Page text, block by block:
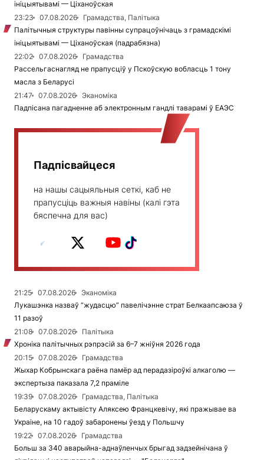
ініцыятывамі — Ціханоўская
23:23
07.08.2026
Грамадства, Палітыка
Палітычныя структуры павінны супрацоўнічаць з грамадскімі
ініцыятывамі — Ціханоўская (падрабязна)
22:02
07.08.2026
Грамадства
Рассельгаснагляд не прапусціў у Пскоўскую вобласць 1 тону
масла з Беларусі
21:47
07.08.2026
Эканоміка
Падпісана пагадненне аб электронным гандлі таварамі ў ЕАЭС
Падпісвайцеся
на нашы сацыяльныя сеткі, каб не
прапусціць важныя навіны (калі гэта
бяспечна для вас)
21:25 07.08.2026
Эканоміка
Лукашэнка назваў “жудасцю” павелічэнне страт Белкаапсаюза ў
11 разоў
21:08
07.08.2026
Палітыка
Хроніка палітычных рэпрэсій за 6–7 жніўня 2026 года
20:15
07.08.2026
Грамадства
Жыхар Кобрынскага раёна памёр ад перадазіроўкі алкаголю —
экспертыза паказала 7,2 праміле
19:39
07.08.2026
Грамадства, Палітыка
Беларускаму актывісту Аляксею Францкевічу, які пражывае ва
Украіне, на 10 гадоў забаронены ўезд у Польшчу
19:22
07.08.2026
Грамадства
Больш за 340 аварыйна-аднаўленчых брыгад задзейнічана ў